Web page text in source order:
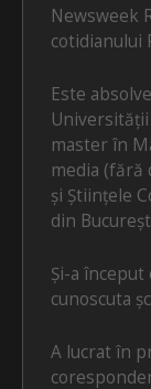
Newsweek
cotidianului
Este
Universității
master în
media (fără
și Științele
din
Și-a început
cunoscuta
A lucrat în